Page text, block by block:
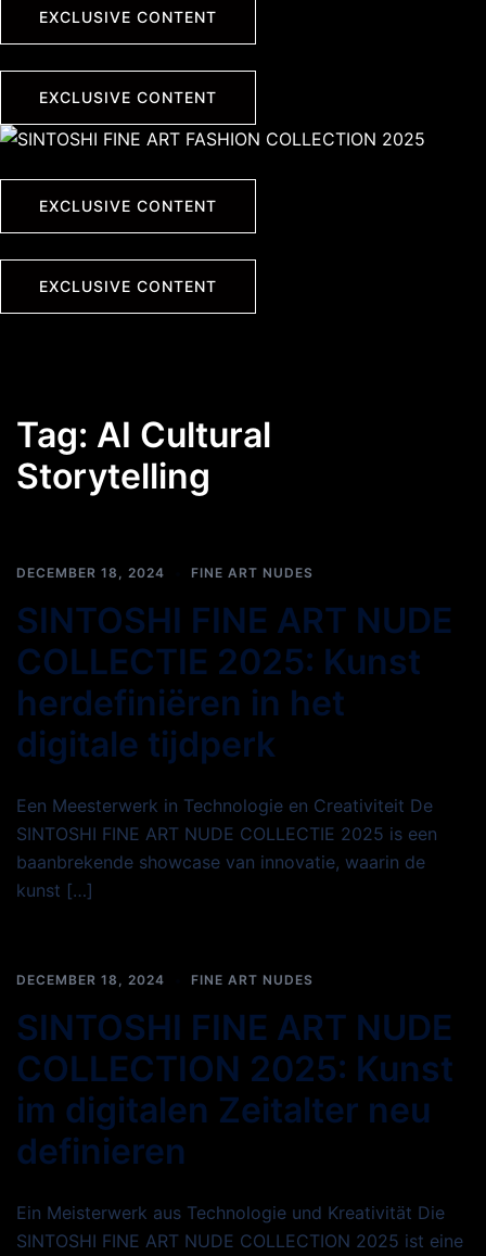
EXCLUSIVE CONTENT
EXCLUSIVE CONTENT
EXCLUSIVE CONTENT
EXCLUSIVE CONTENT
Tag: AI Cultural
Storytelling
DECEMBER 18, 2024 FINE ART NUDES
SINTOSHI FINE ART NUDE
COLLECTIE 2025: Kunst
herdefiniëren in het
digitale tijdperk
Een Meesterwerk in Technologie en Creativiteit De
SINTOSHI FINE ART NUDE COLLECTIE 2025 is een
baanbrekende showcase van innovatie, waarin de
kunst […]
DECEMBER 18, 2024 FINE ART NUDES
SINTOSHI FINE ART NUDE
COLLECTION 2025: Kunst
im digitalen Zeitalter neu
definieren
Ein Meisterwerk aus Technologie und Kreativität Die
SINTOSHI FINE ART NUDE COLLECTION 2025 ist eine